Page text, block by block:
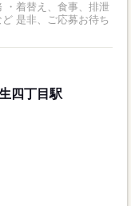
・着替え、食事、排泄
是非、ご応募お待ち
四丁目駅